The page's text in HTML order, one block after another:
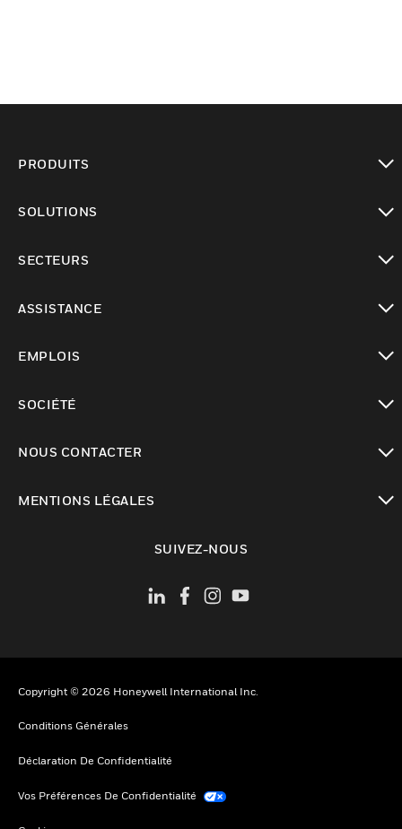
PRODUITS
SOLUTIONS
SECTEURS
ASSISTANCE
EMPLOIS
SOCIÉTÉ
NOUS CONTACTER
MENTIONS LÉGALES
SUIVEZ-NOUS
Copyright © 2026 Honeywell International Inc.
Conditions Générales
Déclaration De Confidentialité
Vos Préférences De Confidentialité